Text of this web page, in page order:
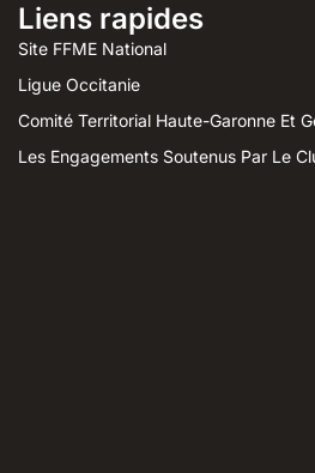
Liens rapides
Site FFME National
Ligue Occitanie
Comité Territorial Haute-Garonne Et
Les Engagements Soutenus Par Le